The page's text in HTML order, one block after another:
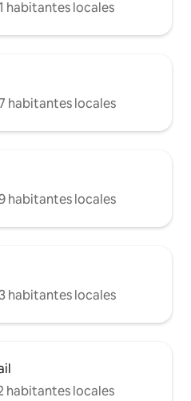
habitantes locales
habitantes locales
habitantes locales
habitantes locales
habitantes locales